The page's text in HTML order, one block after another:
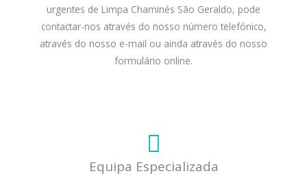
urgentes de Limpa Chaminés São Geraldo, pode
contactar-nos através do nosso número telefónico,
através do nosso e-mail ou ainda através do nosso
formulário online.
Equipa Especializada